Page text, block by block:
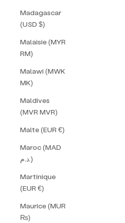
Madagascar
(USD $)
Malaisie (MYR
RM)
Malawi (MWK
MK)
Maldives
(MVR MVR)
Malte (EUR €)
Maroc (MAD
د.م.)
Martinique
(EUR €)
Maurice (MUR
₨)